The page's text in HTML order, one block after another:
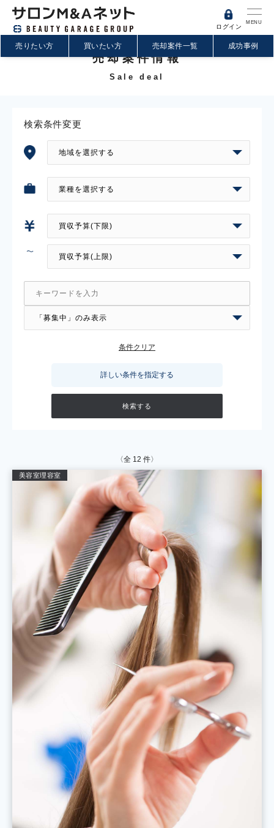
MENU
ログイン
売りたい方 買いたい方 売却案件一覧 成功事例
売却案件情報
Sale deal
検索条件変更
条件クリア
詳しい条件を指定する
〈全 12 件〉
美容室理容室